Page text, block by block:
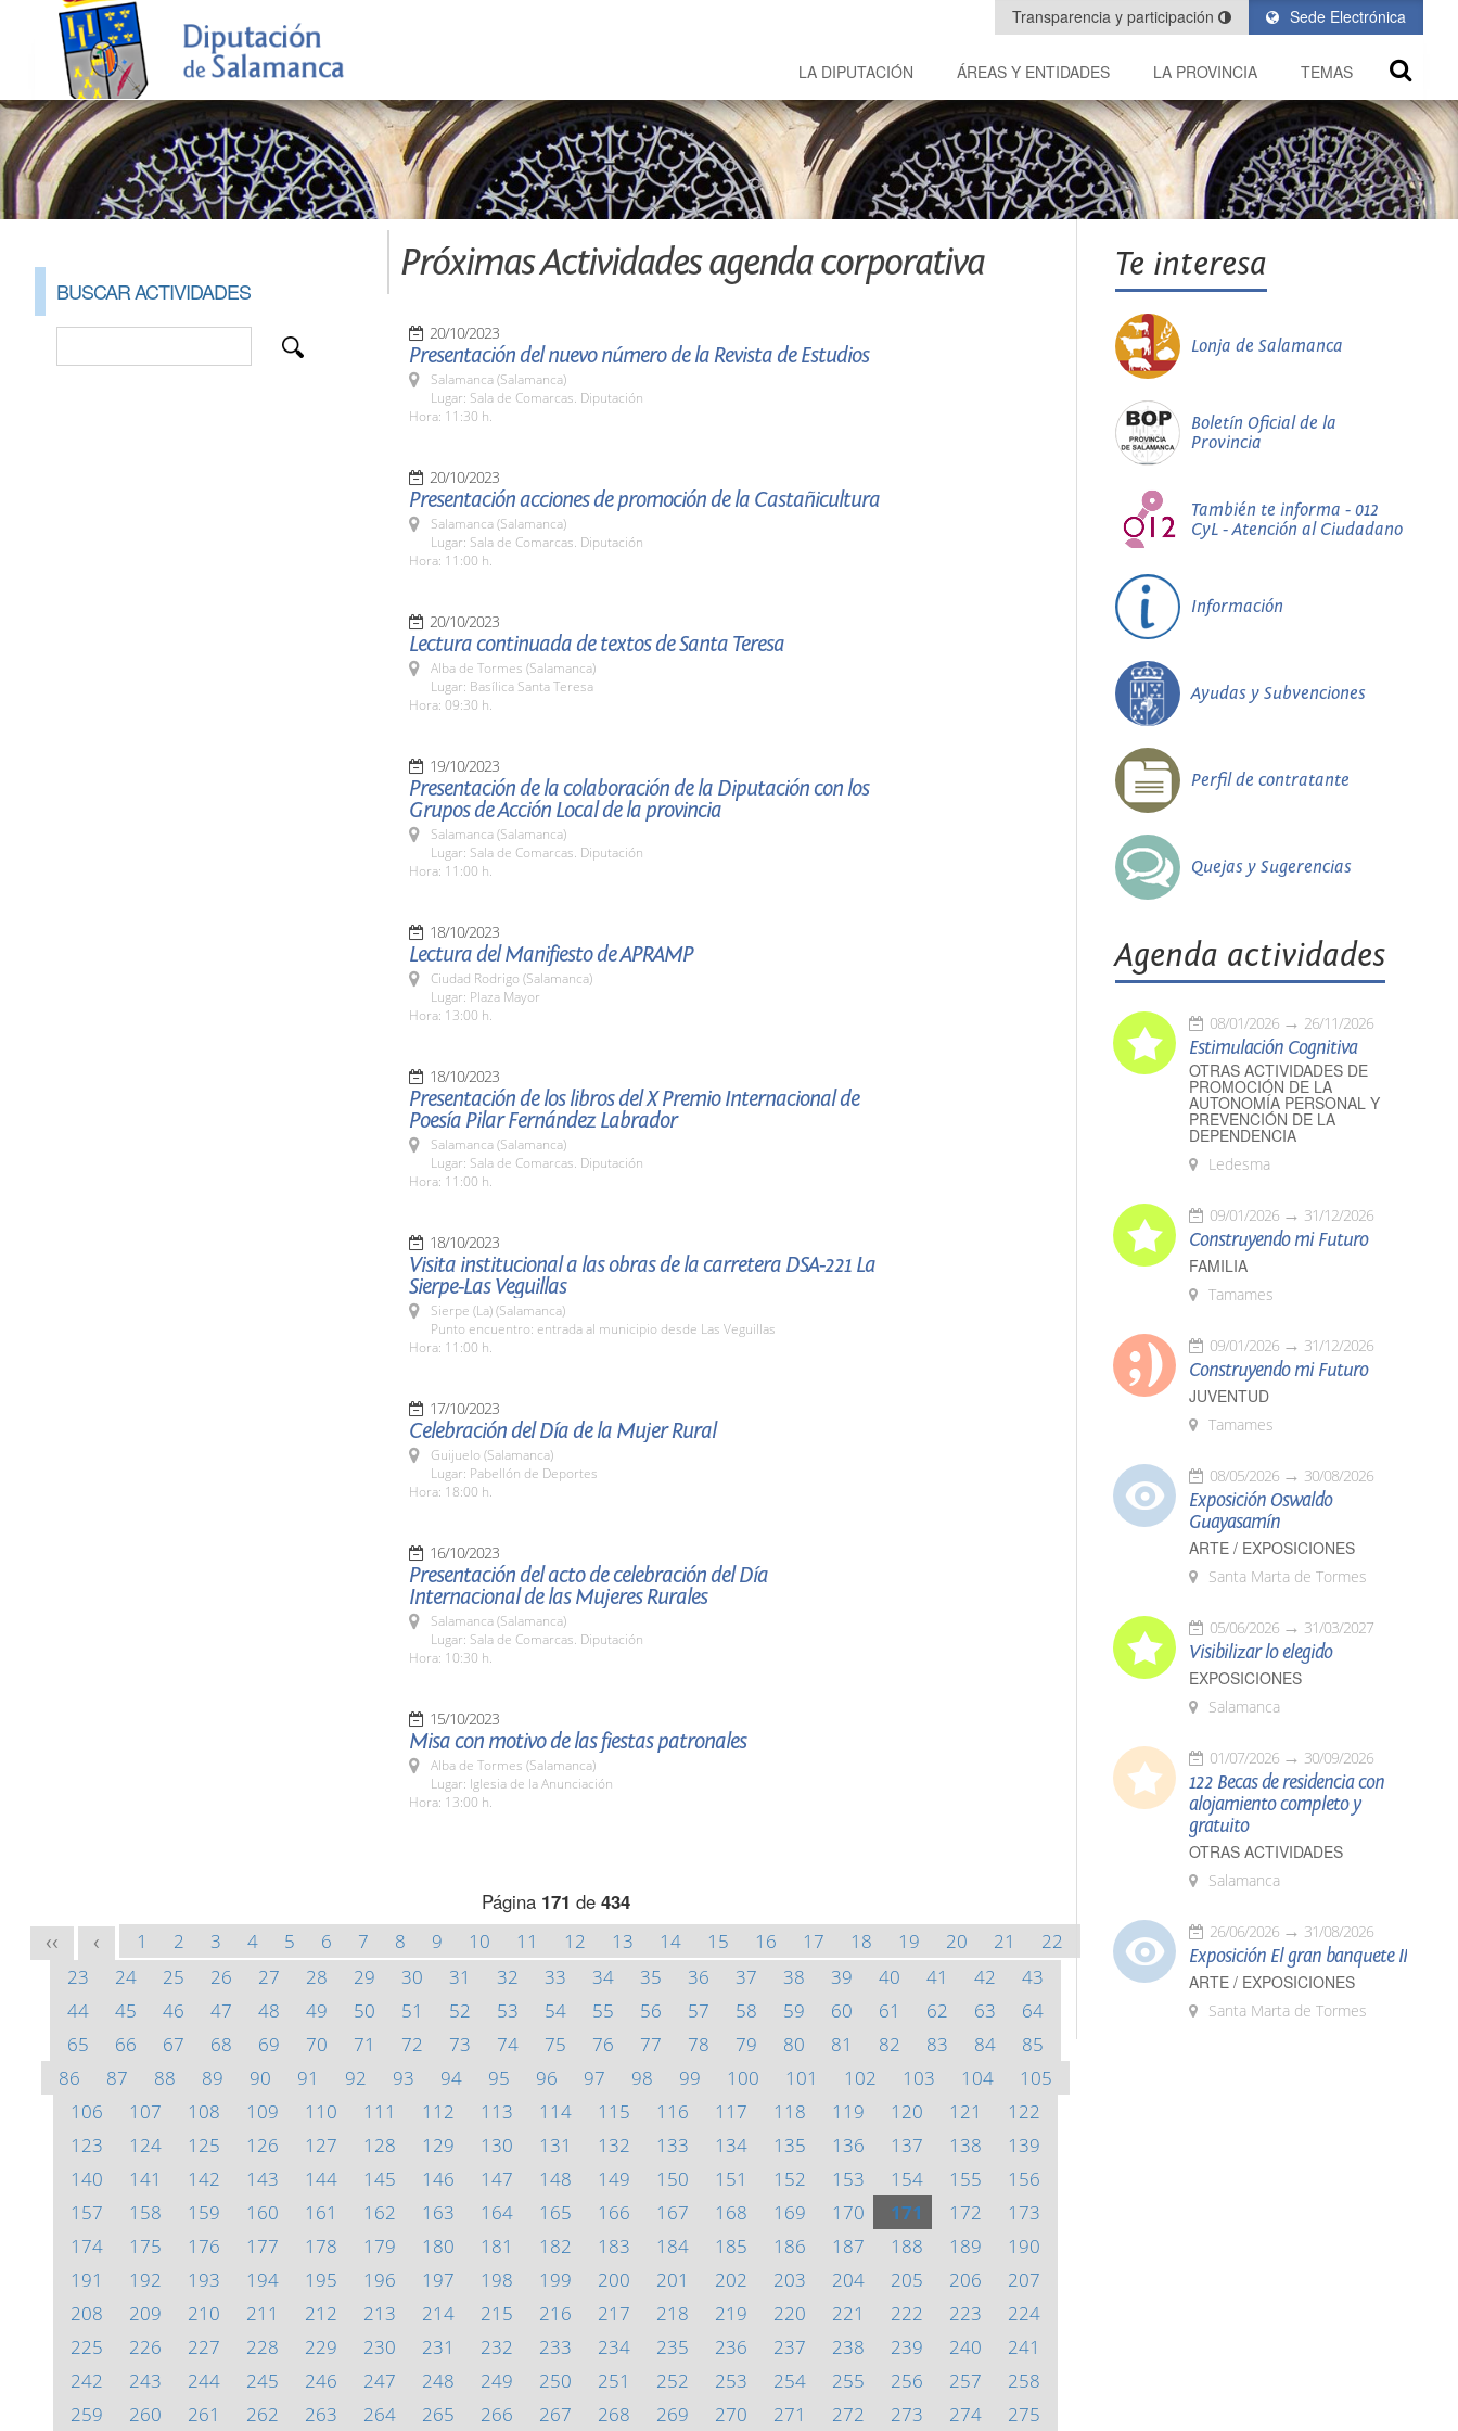
Sede Electrónica
Transparencia y participación
LA DIPUTACIÓN ÁREAS Y ENTIDADES LA PROVINCIA TEMAS
BUSCAR ACTIVIDADES
Próximas Actividades agenda corporativa
20/10/2023
Presentación del nuevo número de la Revista de Estudios
Salamanca (Salamanca)
Lugar: Sala de Comarcas. Diputación
Hora: 11:30 h.
20/10/2023
Presentación acciones de promoción de la Castañicultura
Salamanca (Salamanca)
Lugar: Sala de Comarcas. Diputación
Hora: 11:00 h.
20/10/2023
Lectura continuada de textos de Santa Teresa
Alba de Tormes (Salamanca)
Lugar: Basílica Santa Teresa
Hora: 09:30 h.
19/10/2023
Presentación de la colaboración de la Diputación con los
Grupos de Acción Local de la provincia
Salamanca (Salamanca)
Lugar: Sala de Comarcas. Diputación
Hora: 11:00 h.
18/10/2023
Lectura del Manifiesto de APRAMP
Ciudad Rodrigo (Salamanca)
Lugar: Plaza Mayor
Hora: 13:00 h.
18/10/2023
Presentación de los libros del X Premio Internacional de
Poesía Pilar Fernández Labrador
Salamanca (Salamanca)
Lugar: Sala de Comarcas. Diputación
Hora: 11:00 h.
18/10/2023
Visita institucional a las obras de la carretera DSA-221 La
Sierpe-Las Veguillas
Sierpe (La) (Salamanca)
Punto encuentro: entrada al municipio desde Las Veguillas
Hora: 11:00 h.
17/10/2023
Celebración del Día de la Mujer Rural
Guijuelo (Salamanca)
Lugar: Pabellón de Deportes
Hora: 18:00 h.
16/10/2023
Presentación del acto de celebración del Día
Internacional de las Mujeres Rurales
Salamanca (Salamanca)
Lugar: Sala de Comarcas. Diputación
Hora: 10:30 h.
15/10/2023
Misa con motivo de las fiestas patronales
Alba de Tormes (Salamanca)
Lugar: Iglesia de la Anunciación
Hora: 13:00 h.
Página 171 de 434
<< < 1 2 3 4 5 6 7 8 9 10 11 12 13 14 15 16 17 18 19 20 21
22
23
24 25 26 27 28 29 30 31 32 33 34 35 36 37 38 39 40 41 42
43
44
45 46 47 48 49 50 51 52 53 54 55 56 57 58 59 60 61 62 63
64
65
66 67 68 69 70 71 72 73 74 75 76 77 78 79 80 81 82 83 84
85
86
87 88 89 90 91 92 93 94 95 96 97 98 99 100 101 102 103 104
105
106
107 108 109 110 111 112 113 114 115 116 117 118 119 120 121
122
123
124 125 126 127 128 129 130 131 132 133 134 135 136 137 138
139
140
141 142 143 144 145 146 147 148 149 150 151 152 153 154 155
156
157
158 159 160 161 162 163 164 165 166 167 168 169 170 171 172
173
174
175 176 177 178 179 180 181 182 183 184 185 186 187 188 189
190
191
192 193 194 195 196 197 198 199 200 201 202 203 204 205 206
207
208
209 210 211 212 213 214 215 216 217 218 219 220 221 222 223
224
225
226 227 228 229 230 231 232 233 234 235 236 237 238 239 240
241
242
243 244 245 246 247 248 249 250 251 252 253 254 255 256 257
258
259
260 261 262 263 264 265 266 267 268 269 270 271 272 273 274 275
Te interesa
Lonja de Salamanca
Boletín Oficial de la
Provincia
También te informa - 012
CyL - Atención al Ciudadano
Información
Ayudas y Subvenciones
Perfil de contratante
Quejas y Sugerencias
Agenda actividades
08/01/2026 26/11/2026
Estimulación Cognitiva
OTRAS ACTIVIDADES DE
PROMOCIÓN DE LA
AUTONOMÍA PERSONAL Y
PREVENCIÓN DE LA
DEPENDENCIA
Ledesma
09/01/2026 31/12/2026
Construyendo mi Futuro
FAMILIA
Tamames
09/01/2026 31/12/2026
Construyendo mi Futuro
JUVENTUD
Tamames
08/05/2026 30/08/2026
Exposición Oswaldo
Guayasamín
ARTE / EXPOSICIONES
Santa Marta de Tormes
05/06/2026 31/03/2027
Visibilizar lo elegido
EXPOSICIONES
Salamanca
01/07/2026 30/09/2026
122 Becas de residencia con
alojamiento completo y
gratuito
OTRAS ACTIVIDADES
Salamanca
26/06/2026 31/08/2026
Exposición El gran banquete II
ARTE / EXPOSICIONES
Santa Marta de Tormes